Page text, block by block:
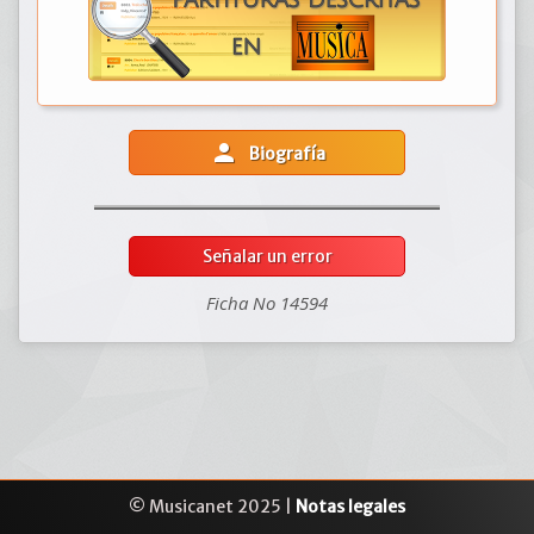
person Biografía
Señalar un error
Ficha No 14594
© Musicanet 2025 | Notas legales